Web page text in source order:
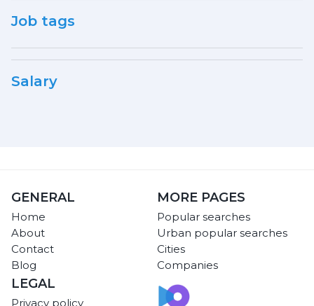
Job tags
Salary
GENERAL
Home
About
Contact
Blog
MORE PAGES
Popular searches
Urban popular searches
Cities
Companies
LEGAL
Privacy policy